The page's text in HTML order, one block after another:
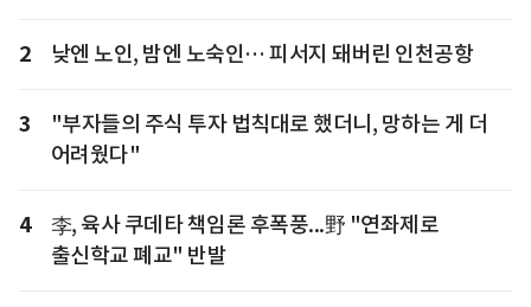
2 낮엔 노인, 밤엔 노숙인… 피서지 돼버린 인천공항
3
"부자들의 주식 투자 법칙대로 했더니, 망하는 게 더
어려웠다"
4
李, 육사 쿠데타 책임론 후폭풍...野 "연좌제로
출신학교 폐교" 반발